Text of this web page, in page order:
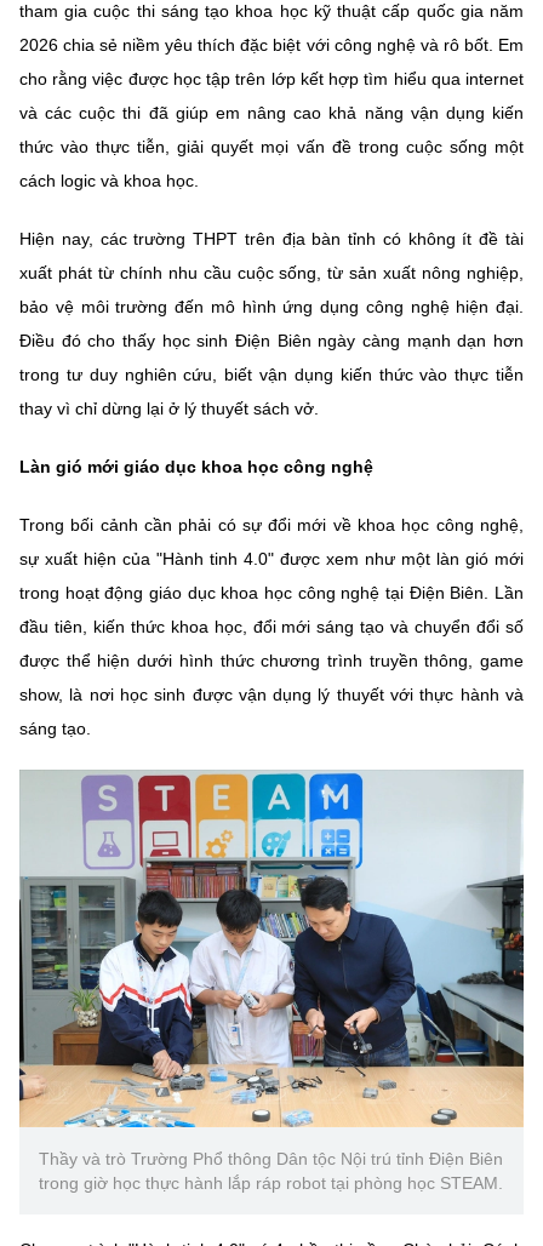
tham gia cuộc thi sáng tạo khoa học kỹ thuật cấp quốc gia năm
2026 chia sẻ niềm yêu thích đặc biệt với công nghệ và rô bốt. Em
cho rằng việc được học tập trên lớp kết hợp tìm hiểu qua internet
và các cuộc thi đã giúp em nâng cao khả năng vận dụng kiến
thức vào thực tiễn, giải quyết mọi vấn đề trong cuộc sống một
cách logic và khoa học.
Hiện nay, các trường THPT trên địa bàn tỉnh có không ít đề tài
xuất phát từ chính nhu cầu cuộc sống, từ sản xuất nông nghiệp,
bảo vệ môi trường đến mô hình ứng dụng công nghệ hiện đại.
Điều đó cho thấy học sinh Điện Biên ngày càng mạnh dạn hơn
trong tư duy nghiên cứu, biết vận dụng kiến thức vào thực tiễn
thay vì chỉ dừng lại ở lý thuyết sách vở.
Làn gió mới giáo dục khoa học công nghệ
Trong bối cảnh cần phải có sự đổi mới về khoa học công nghệ,
sự xuất hiện của "Hành tinh 4.0" được xem như một làn gió mới
trong hoạt động giáo dục khoa học công nghệ tại Điện Biên. Lần
đầu tiên, kiến thức khoa học, đổi mới sáng tạo và chuyển đổi số
được thể hiện dưới hình thức chương trình truyền thông, game
show, là nơi học sinh được vận dụng lý thuyết với thực hành và
sáng tạo.
Thầy và trò Trường Phổ thông Dân tộc Nội trú tỉnh Điện Biên
trong giờ học thực hành lắp ráp robot tại phòng học STEAM.